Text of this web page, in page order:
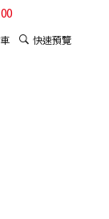
快速預覽